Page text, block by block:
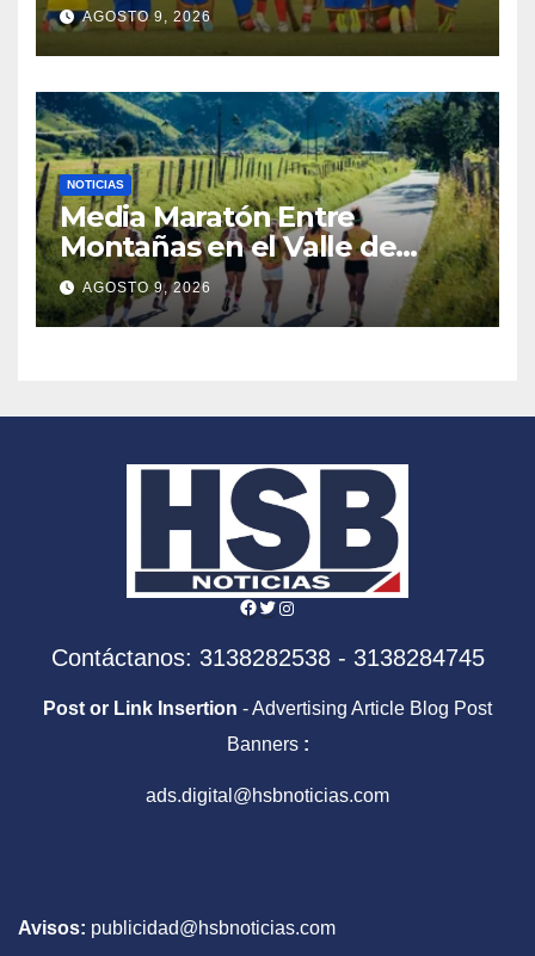
México en los Juegos
Centroamericanos y del
Caribe
AGOSTO 9, 2026
NOTICIAS
Media Maratón Entre
Montañas en el Valle de
Cocora: Fechas, rutas y todo
sobre la gran fiesta del
running en Salento
AGOSTO 9, 2026
Facebook
Twitter
Instagram
Contáctanos: 3138282538 - 3138284745
Post or Link Insertion - Advertising Article Blog Post
Banners :
ads.digital@hsbnoticias.com
Avisos: publicidad@hsbnoticias.com